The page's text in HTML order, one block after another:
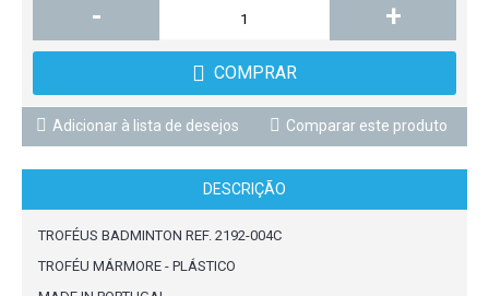
- +
COMPRAR
Adicionar à lista de desejos Comparar este produto
DESCRIÇÃO
TROFÉUS BADMINTON REF. 2192-004C
TROFÉU MÁRMORE - PLÁSTICO